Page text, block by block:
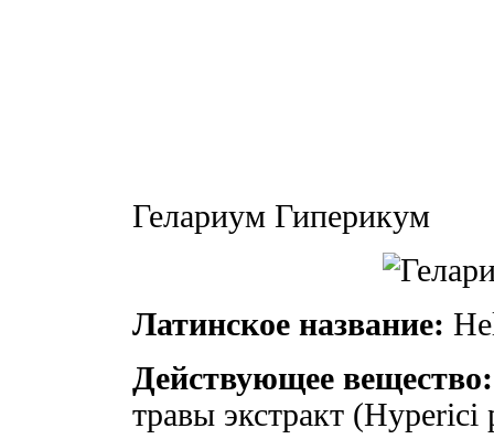
Гелариум Гиперикум
Латинское название:
Действующее вещество:
травы экстракт (Hyperici